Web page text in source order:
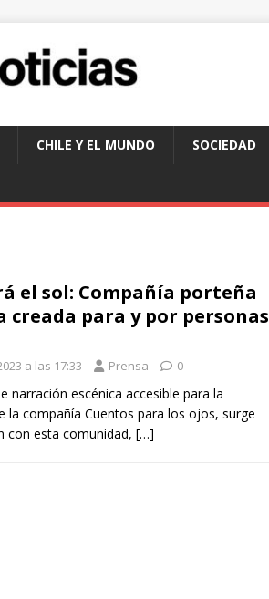
CHILE Y EL MUNDO SOCIEDAD
el sol: Compañía porteña
creada para y por personas
a las 17:33 Prensa 0
narración escénica accesible para la
la compañía Cuentos para los ojos, surge
con esta comunidad, […]